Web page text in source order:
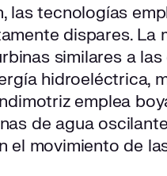
las tecnologías
dispares. La
similares a
hidroeléctrica,
emplea
de agua
el movimiento de